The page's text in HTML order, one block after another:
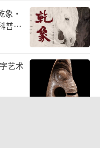
、写生、创作三
中，庄寿红经历这
生艺术思维和创作
摇地在这条正途大
普馆
艺术